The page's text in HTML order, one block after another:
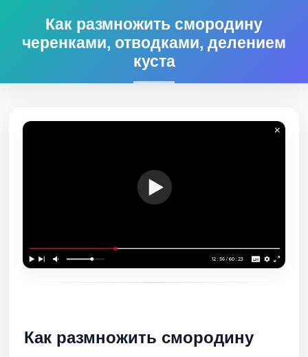
Как размножить смородину
черенками, отводками, делением
куста
Как размножить смородину